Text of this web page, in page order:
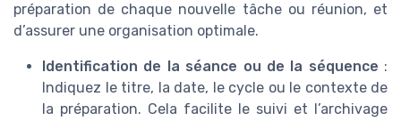
préparation de chaque nouvelle tâche ou réunion, et
d’assurer une organisation optimale.
Identification de la séance ou de la séquence :
Indiquez le titre, la date, le cycle ou le contexte de
la préparation. Cela facilite le suivi et l’archivage